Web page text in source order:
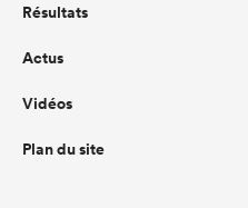
Résultats
Actus
Vidéos
Plan du site